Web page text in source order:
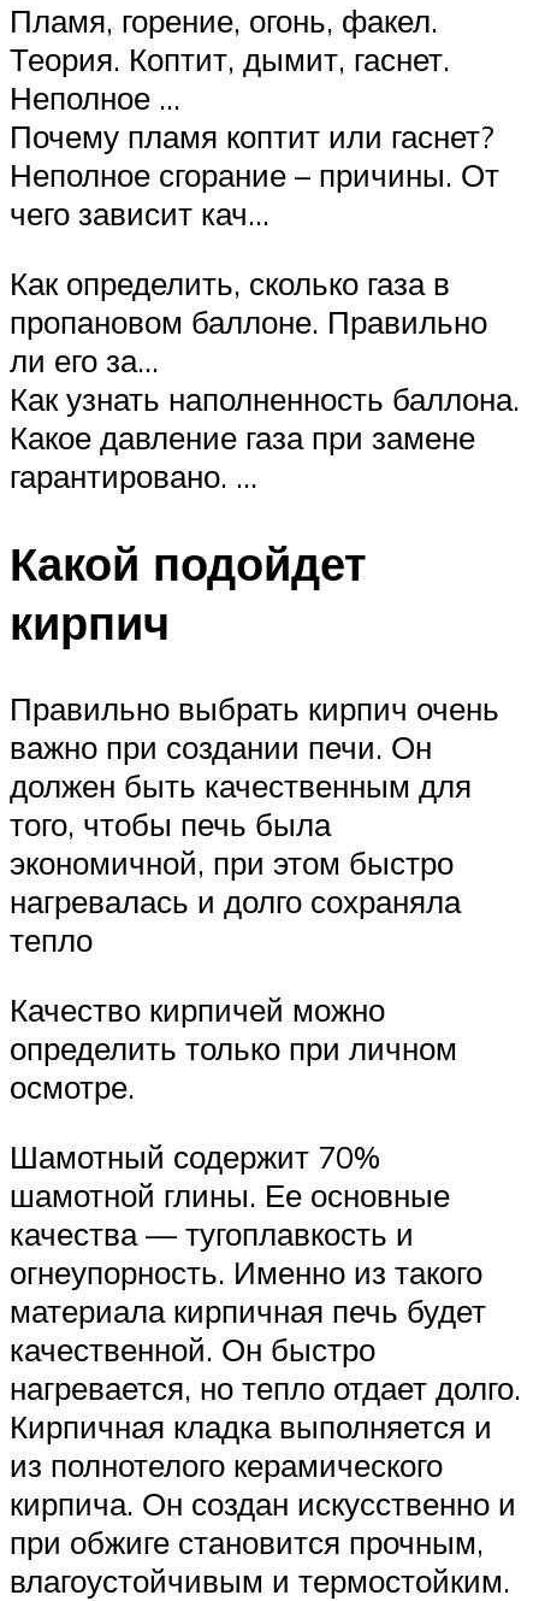
Пламя, горение, огонь, факел.
Теория. Коптит, дымит, гаснет.
Неполное …
Почему пламя коптит или гаснет?
Неполное сгорание – причины. От
чего зависит кач…
Как определить, сколько газа в
пропановом баллоне. Правильно
ли его за…
Как узнать наполненность баллона.
Какое давление газа при замене
гарантировано. …
Какой подойдет
кирпич
Правильно выбрать кирпич очень
важно при создании печи. Он
должен быть качественным для
того, чтобы печь была
экономичной, при этом быстро
нагревалась и долго сохраняла
тепло
Качество кирпичей можно
определить только при личном
осмотре.
Шамотный содержит 70%
шамотной глины. Ее основные
качества — тугоплавкость и
огнеупорность. Именно из такого
материала кирпичная печь будет
качественной. Он быстро
нагревается, но тепло отдает долго.
Кирпичная кладка выполняется и
из полнотелого керамического
кирпича. Он создан искусственно и
при обжиге становится прочным,
влагоустойчивым и термостойким.